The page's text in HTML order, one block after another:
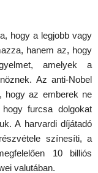
hogy a legjobb vagy
hanem az, hogy
amelyek a
Az anti-Nobel
hogy az emberek ne
furcsa dolgokat
A harvardi díjátadó
színesíti, a
10 billiós
valutában.